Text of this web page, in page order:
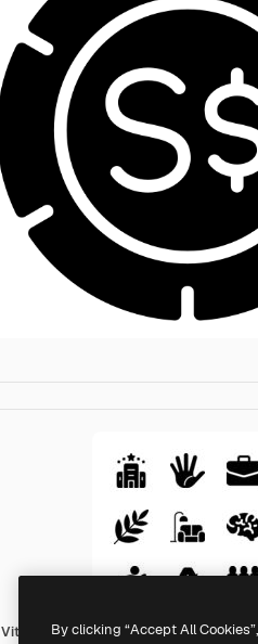
Vitaliy Gorbachev Fill
By clicking “Accept All